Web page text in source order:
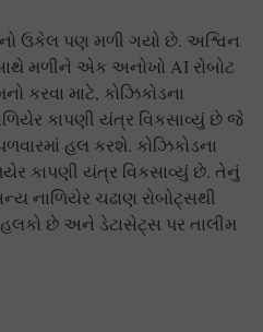
ઉકેલ પણ મળી ગયો છે. અશ્વિન
મળીને એક અનોખો AI રોબોટ
કરવા માટે, કોઝિકોડના
કાપણી યંત્ર વિકસાવ્યું છે જે
હલ કરશે. કોઝિકોડના
કાપણી યંત્ર વિકસાવ્યું છે. તેનું
નાળિયેર ચઢાણ રોબોટ્સથી
છે અને ડેટાસેટ્સ પર તાલીમ